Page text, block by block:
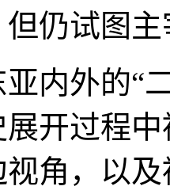
仍试图
亚内外的“
开过程
角，以